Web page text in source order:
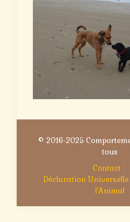
© 2016-2025
tous
Contact
Déclaration Universelle
l’Animal